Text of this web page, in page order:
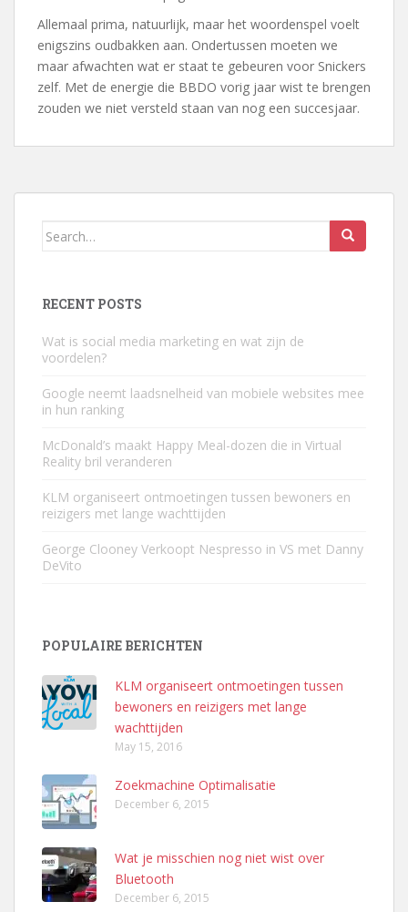
Allemaal prima, natuurlijk, maar het woordenspel voelt
enigszins oudbakken aan. Ondertussen moeten we
maar afwachten wat er staat te gebeuren voor Snickers
zelf. Met de energie die BBDO vorig jaar wist te brengen
zouden we niet versteld staan van nog een succesjaar.
Search
RECENT POSTS
Wat is social media marketing en wat zijn de
voordelen?
Google neemt laadsnelheid van mobiele websites mee
in hun ranking
McDonald’s maakt Happy Meal-dozen die in Virtual
Reality bril veranderen
KLM organiseert ontmoetingen tussen bewoners en
reizigers met lange wachttijden
George Clooney Verkoopt Nespresso in VS met Danny
DeVito
POPULAIRE BERICHTEN
KLM organiseert ontmoetingen tussen
bewoners en reizigers met lange
wachttijden
May 15, 2016
Zoekmachine Optimalisatie
December 6, 2015
Wat je misschien nog niet wist over
Bluetooth
December 6, 2015